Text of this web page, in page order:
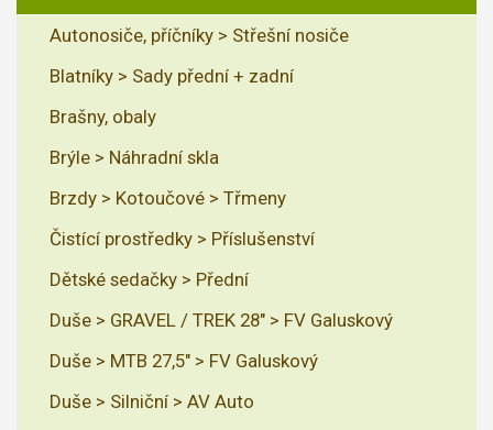
Autonosiče, příčníky > Střešní nosiče
Blatníky > Sady přední + zadní
Brašny, obaly
Brýle > Náhradní skla
Brzdy > Kotoučové > Třmeny
Čistící prostředky > Příslušenství
Dětské sedačky > Přední
Duše > GRAVEL / TREK 28" > FV Galuskový
Duše > MTB 27,5" > FV Galuskový
Duše > Silniční > AV Auto